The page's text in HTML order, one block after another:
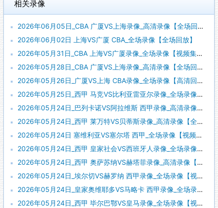
相关录像
2026年06月05日_CBA 广厦VS上海录像_高清录像【全场回放】
2026年06月02日 上海VS广厦 CBA_全场录像【全场回放】
2026年05月31日_CBA 上海VS广厦录像_全场录像【视频集锦】
2026年05月28日_CBA 广厦VS上海录像_高清录像【全场回放】
2026年05月26日_广厦VS上海 CBA录像_全场录像【高清回放】
2026年05月25日_西甲 马竞VS比利亚雷亚尔录像_全场录像【全场回放】
2026年05月24日_巴列卡诺VS阿拉维斯 西甲录像_高清录像【全场回放】
2026年05月24日_西甲 莱万特VS贝蒂斯录像_高清录像【全场回放】
2026年05月24日 塞维利亚VS塞尔塔 西甲_全场录像【视频集锦】
2026年05月24日_西甲 皇家社会VS西班牙人录像_全场录像【视频集锦】
2026年05月24日_西甲 奥萨苏纳VS赫塔菲录像_高清录像【全场回放】
2026年05月24日_埃尔切VS赫罗纳 西甲录像_全场录像【视频集锦】
2026年05月24日_皇家奥维耶多VS马略卡 西甲录像_全场录像【高清回放】
2026年05月24日_西甲 毕尔巴鄂VS皇马录像_全场录像【视频集锦】